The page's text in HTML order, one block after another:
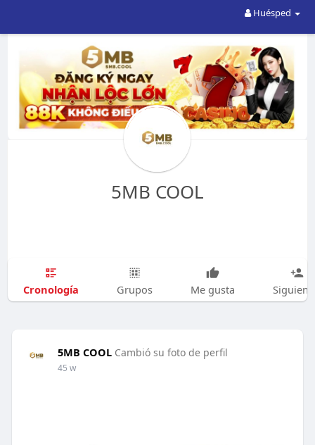
Huésped
5MB COOL
Cronología Grupos Me gusta
5MB COOL Cambió su foto de perfil
45 w